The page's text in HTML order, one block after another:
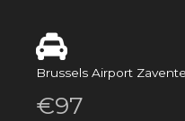
Brussels Airport
€97